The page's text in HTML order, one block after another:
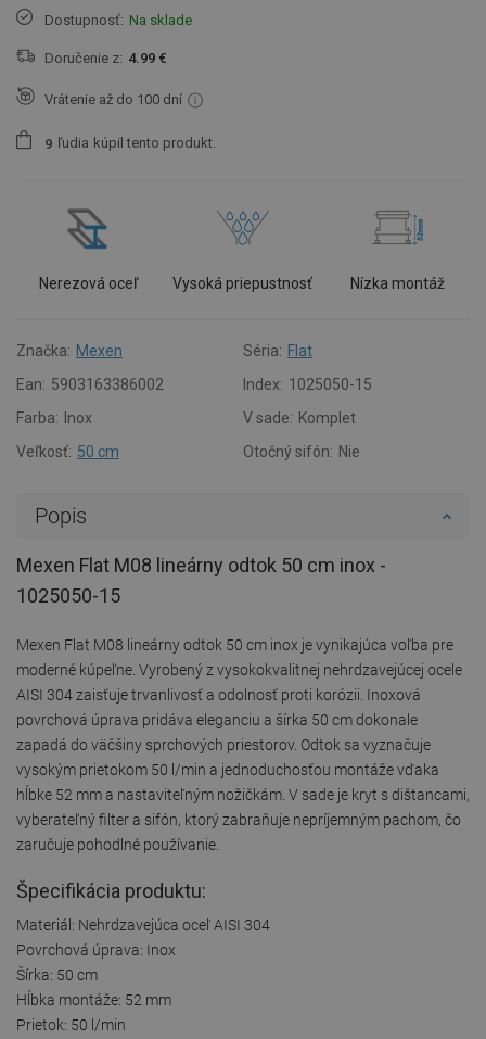
Dostupnosť: Na sklade
Doručenie z: 4.99 €
Vrátenie až do 100 dní
9 ľudia kúpil tento produkt.
Nerezová oceľ Vysoká priepustnosť Nízka montáž
Značka: Mexen Séria: Flat
Ean: 5903163386002 Index: 1025050-15
Farba:
Inox V sade: Komplet
Veľkosť: 50 cm Otočný sifón: Nie
Popis
Mexen Flat M08 lineárny odtok 50 cm inox -
1025050-15
Mexen Flat M08 lineárny odtok 50 cm inox je vynikajúca voľba pre
moderné kúpeľne. Vyrobený z vysokokvalitnej nehrdzavejúcej ocele
AISI 304 zaisťuje trvanlivosť a odolnosť proti korózii. Inoxová
povrchová úprava pridáva eleganciu a šírka 50 cm dokonale
zapadá do väčšiny sprchových priestorov. Odtok sa vyznačuje
vysokým prietokom 50 l/min a jednoduchosťou montáže vďaka
hĺbke 52 mm a nastaviteľným nožičkám. V sade je kryt s dištancami,
vyberateľný filter a sifón, ktorý zabraňuje nepríjemným pachom, čo
zaručuje pohodlné používanie.
Špecifikácia produktu:
Materiál: Nehrdzavejúca oceľ AISI 304
Povrchová úprava: Inox
Šírka: 50 cm
Hĺbka montáže: 52 mm
Prietok: 50 l/min